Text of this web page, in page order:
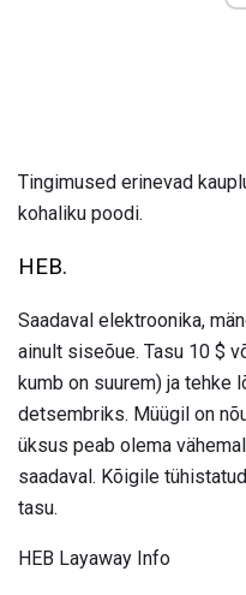
Tingimused erinevad
kohaliku poodi.
HEB.
Saadaval elektroonika,
ainult siseõue. Tasu 10 $
kumb on suurem) ja tehke
detsembriks. Müügil on
üksus peab olema
saadaval. Kõigile
tasu.
HEB Layaway Info